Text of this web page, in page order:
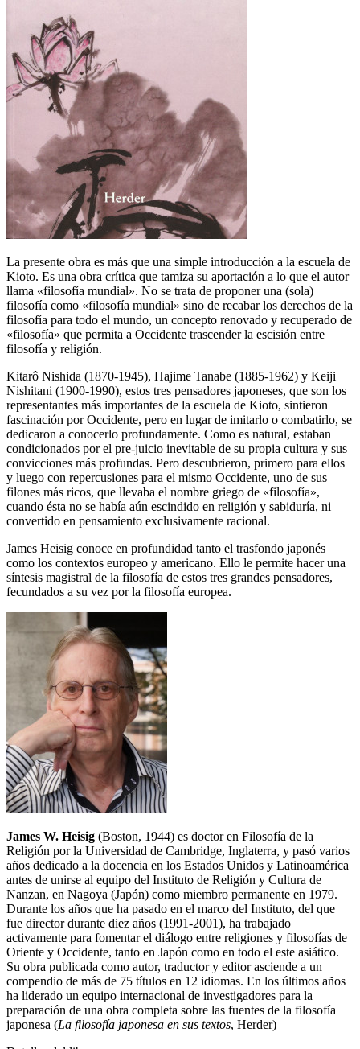
La presente obra es más que una simple introducción a la escuela de
Kioto. Es una obra crítica que tamiza su aportación a lo que el autor
llama «filosofía mundial». No se trata de proponer una (sola)
filosofía como «filosofía mundial» sino de recabar los derechos de la
filosofía para todo el mundo, un concepto renovado y recuperado de
«filosofía» que permita a Occidente trascender la escisión entre
filosofía y religión.
Kitarô Nishida (1870-1945), Hajime Tanabe (1885-1962) y Keiji
Nishitani (1900-1990), estos tres pensadores japoneses, que son los
representantes más importantes de la escuela de Kioto, sintieron
fascinación por Occidente, pero en lugar de imitarlo o combatirlo, se
dedicaron a conocerlo profundamente. Como es natural, estaban
condicionados por el pre-juicio inevitable de su propia cultura y sus
convicciones más profundas. Pero descubrieron, primero para ellos
y luego con repercusiones para el mismo Occidente, uno de sus
filones más ricos, que llevaba el nombre griego de «filosofía»,
cuando ésta no se había aún escindido en religión y sabiduría, ni
convertido en pensamiento exclusivamente racional.
James Heisig conoce en profundidad tanto el trasfondo japonés
como los contextos europeo y americano. Ello le permite hacer una
síntesis magistral de la filosofía de estos tres grandes pensadores,
fecundados a su vez por la filosofía europea.
James W. Heisig (Boston, 1944) es doctor en Filosofía de la
Religión por la Universidad de Cambridge, Inglaterra, y pasó varios
años dedicado a la docencia en los Estados Unidos y Latinoamérica
antes de unirse al equipo del Instituto de Religión y Cultura de
Nanzan, en Nagoya (Japón) como miembro permanente en 1979.
Durante los años que ha pasado en el marco del Instituto, del que
fue director durante diez años (1991-2001), ha trabajado
activamente para fomentar el diálogo entre religiones y filosofías de
Oriente y Occidente, tanto en Japón como en todo el este asiático.
Su obra publicada como autor, traductor y editor asciende a un
compendio de más de 75 títulos en 12 idiomas. En los últimos años
ha liderado un equipo internacional de investigadores para la
preparación de una obra completa sobre las fuentes de la filosofía
japonesa (La filosofía japonesa en sus textos, Herder)